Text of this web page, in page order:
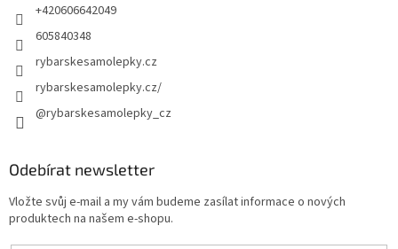
+420606642049
605840348
rybarskesamolepky.cz
rybarskesamolepky.cz/
@rybarskesamolepky_cz
Odebírat newsletter
Vložte svůj e-mail a my vám budeme zasílat informace o nových
produktech na našem e-shopu.